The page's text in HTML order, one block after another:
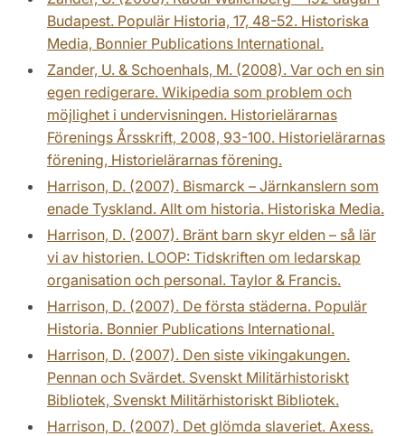
Budapest. Populär Historia, 17, 48-52. Historiska
Media, Bonnier Publications International.
Zander, U. & Schoenhals, M. (2008). Var och en sin
egen redigerare. Wikipedia som problem och
möjlighet i undervisningen. Historielärarnas
Förenings Årsskrift, 2008, 93-100. Historielärarnas
förening, Historielärarnas förening.
Harrison, D. (2007). Bismarck – Järnkanslern som
enade Tyskland. Allt om historia. Historiska Media.
Harrison, D. (2007). Bränt barn skyr elden – så lär
vi av historien. LOOP: Tidskriften om ledarskap
organisation och personal. Taylor & Francis.
Harrison, D. (2007). De första städerna. Populär
Historia. Bonnier Publications International.
Harrison, D. (2007). Den siste vikingakungen.
Pennan och Svärdet. Svenskt Militärhistoriskt
Bibliotek, Svenskt Militärhistoriskt Bibliotek.
Harrison, D. (2007). Det glömda slaveriet. Axess.